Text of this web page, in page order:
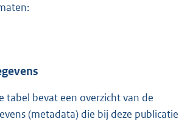
tabel bevat een overzicht van de
(metadata) die bij deze publicatie